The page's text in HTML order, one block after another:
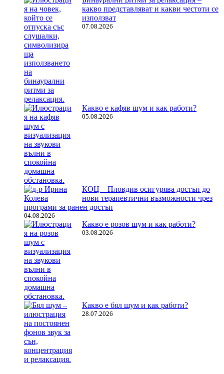
какво представляват и какви честоти се
използват
07.08.2026
Какво е кафяв шум и как работи?
05.08.2026
КОЦ – Пловдив осигурява достъп до
нови терапевтични възможности чрез
програми за ранен достъп
04.08.2026
Какво е розов шум и как работи?
03.08.2026
Какво е бял шум и как работи?
28.07.2026